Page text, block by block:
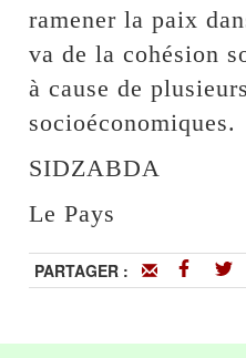
ramener la paix
va de la cohésion
à cause de
socioéconomiques.
SIDZABDA
Le Pays
PARTAGER :